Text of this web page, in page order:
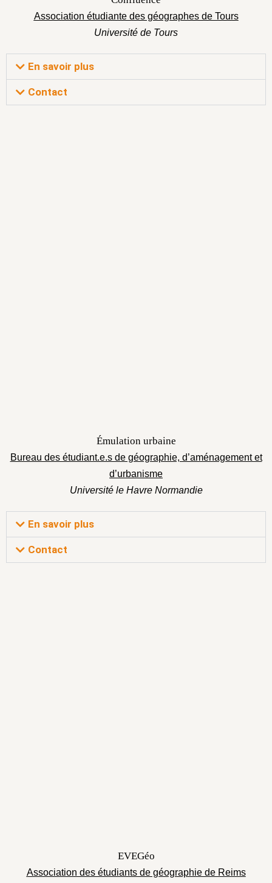
Association étudiante des géographes de Tours
Université de Tours
En savoir plus
Contact
Émulation urbaine
Bureau des étudiant.e.s de géographie, d’aménagement et
d’urbanisme
Université le Havre Normandie
En savoir plus
Contact
EVEGéo
Association des étudiants de géographie de Reims